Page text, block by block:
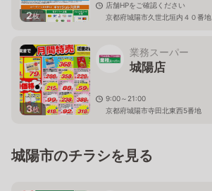
2枚
店舗HPをご確認ください
京都府城陽市久世北垣内４０番地
3枚
業務スーパー
城陽店
9:00～21:00
京都府城陽市寺田北東西5番地
城陽市のチラシを見る